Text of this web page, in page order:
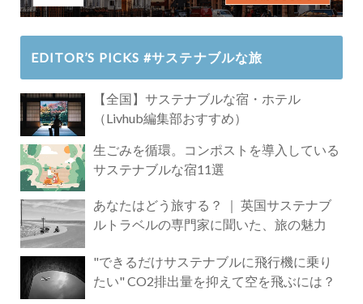
EDITOR’S PICKS #サステナブルな旅
【全国】サステナブルな宿・ホテル
（Livhub編集部おすすめ）
生ごみを循環。コンポストを導入している
サステナブルな宿11選
あなたはどう旅する？ ｜ 英国サステナブ
ルトラベルの専門家に聞いた、旅の魅力
"できるだけサステナブルに飛行機に乗り
たい" CO2排出量を抑えて空を飛ぶには？